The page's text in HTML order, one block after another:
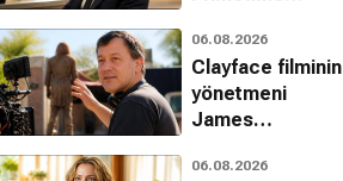
fragman geldi
06.08.2026
Clayface filminin
yönetmeni
James
Raimi itirafı
06.08.2026